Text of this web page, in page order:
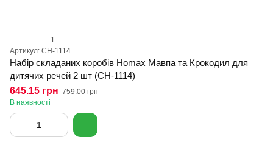
1
Артикул: CH-1114
Набір складаних коробів Homax Мавпа та Крокодил для
дитячих речей 2 шт (CH-1114)
645.15 грн 759.00 грн
В наявності